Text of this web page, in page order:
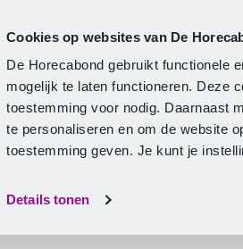
Cookies op websites van De
De Horecabond gebruikt functionele
mogelijk te laten functioneren. Deze
toestemming voor nodig. Daarnaast
te personaliseren en om de website
toestemming geven. Je kunt je
Details tonen